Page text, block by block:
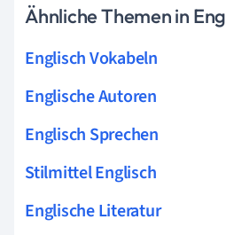
Ähnliche Themen in
Englisch Vokabeln
Englische Autoren
Englisch Sprechen
Stilmittel Englisch
Englische Literatur